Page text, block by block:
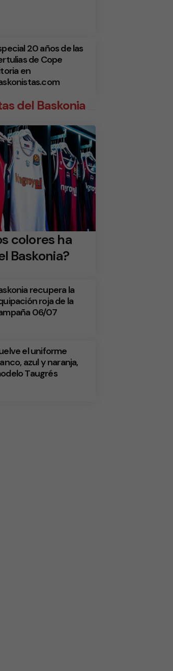
20 años de las
de Cope
en
del Baskonia
colores ha
Baskonia?
recupera la
roja de la
06/07
el uniforme
azul y naranja,
Taugrés